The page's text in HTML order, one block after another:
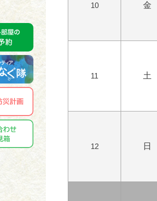
10 金
11 土
12 日